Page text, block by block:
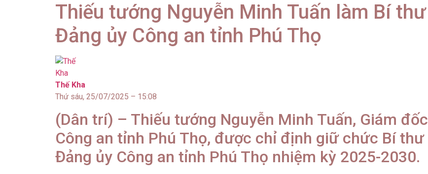
Thiếu tướng Nguyễn Minh Tuấn làm Bí thư
Đảng ủy Công an tỉnh Phú Thọ
Thế Kha
Thứ sáu, 25/07/2025 – 15:08
(Dân trí) – Thiếu tướng Nguyễn Minh Tuấn, Giám đốc
Công an tỉnh Phú Thọ, được chỉ định giữ chức Bí thư
Đảng ủy Công an tỉnh Phú Thọ nhiệm kỳ 2025-2030.